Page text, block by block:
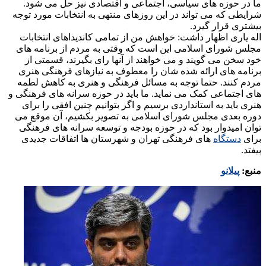
ما در حوزه های سیاسی، اجتماعی و اقتصادی نیز حل می شود.
شرایطی که می تواند در این روزهای منتهی به انتخابات مورد توجه
بیشتری قرار گیرد.
اله یاری اظهار داشت: خواهش من از تمامی کاندیداهای انتخابات
مجلس شورای اسلامی این است که وقتی به مردم از برنامه های
خود سخن می گویند و می خواهند از آنها رای بگیرند، قسمتی از
برنامه های ارائه شده شان را معطوف به نیازهای فرهنگی هنری
مردم کنند. حتما توجه به مسائل فرهنگی و هنری به کاهش لطمه
های اجتماعی کمک می نماید. ما باید در حوزه سرانه های فرهنگی و
هنری باید به استانداردی برسیم و اگر بتوانیم چنین افقی را برای
دوره بعدی مجلس شورای اسلامی به تصویر بکشیم، آن موقع می
توان امیدوار بود که در حوزه بودجه و توسعه سرانه های فرهنگی
برای دستگاه های فرهنگی تهران و شهرستان ها اتفاقات جدیدی
بیفتد.
منبع: پیلانو